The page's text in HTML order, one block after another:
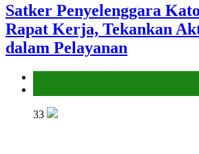
Satker Penyelenggara
Rapat Kerja, Tekankan
dalam Pelayanan
33